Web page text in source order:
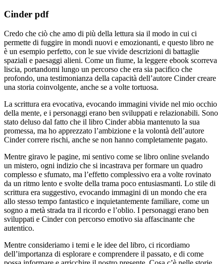
Cinder pdf
Credo che ciò che amo di più della lettura sia il modo in cui ci
permette di fuggire in mondi nuovi e emozionanti, e questo libro ne
è un esempio perfetto, con le sue vivide descrizioni di battaglie
spaziali e paesaggi alieni. Come un fiume, la leggere ebook scorreva
liscia, portandomi lungo un percorso che era sia pacifico che
profondo, una testimonianza della capacità dell’autore Cinder creare
una storia coinvolgente, anche se a volte tortuosa.
La scrittura era evocativa, evocando immagini vivide nel mio occhio
della mente, e i personaggi erano ben sviluppati e relazionabili. Sono
stato deluso dal fatto che il libro Cinder abbia mantenuto la sua
promessa, ma ho apprezzato l’ambizione e la volontà dell’autore
Cinder correre rischi, anche se non hanno completamente pagato.
Mentre giravo le pagine, mi sentivo come se libro online svelando
un mistero, ogni indizio che si incastrava per formare un quadro
complesso e sfumato, ma l’effetto complessivo era a volte rovinato
da un ritmo lento e svolte della trama poco entusiasmanti. Lo stile di
scrittura era suggestivo, evocando immagini di un mondo che era
allo stesso tempo fantastico e inquietantemente familiare, come un
sogno a metà strada tra il ricordo e l’oblio. I personaggi erano ben
sviluppati e Cinder con percorso emotivo sia affascinante che
autentico.
Mentre consideriamo i temi e le idee del libro, ci ricordiamo
dell’importanza di esplorare e comprendere il passato, e di come